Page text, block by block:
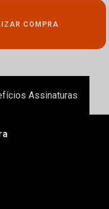
COMPRA
Assinaturas